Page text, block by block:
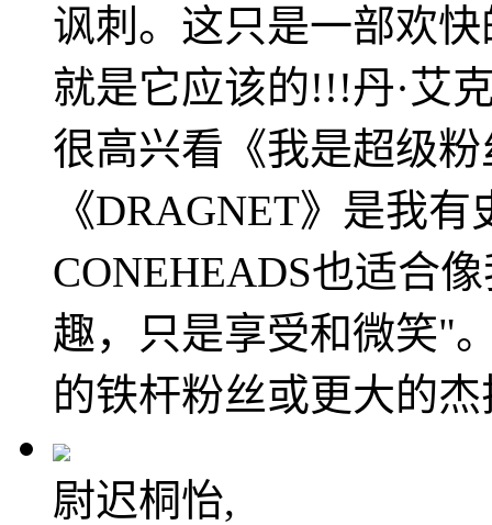
讽刺。这只是一部欢
就是它应该的!!!丹·艾
很高兴看《我是超级
《DRAGNET》是我
CONEHEADS也适合
趣，只是享受和微笑"
的铁杆粉丝或更大的
尉迟桐怡,